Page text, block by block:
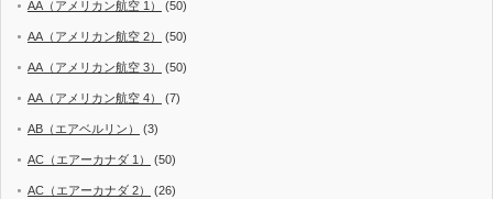
AA（アメリカン航空 1） (50)
AA（アメリカン航空 2） (50)
AA（アメリカン航空 3） (50)
AA（アメリカン航空 4） (7)
AB（エアベルリン） (3)
AC（エアーカナダ 1） (50)
AC（エアーカナダ 2） (26)